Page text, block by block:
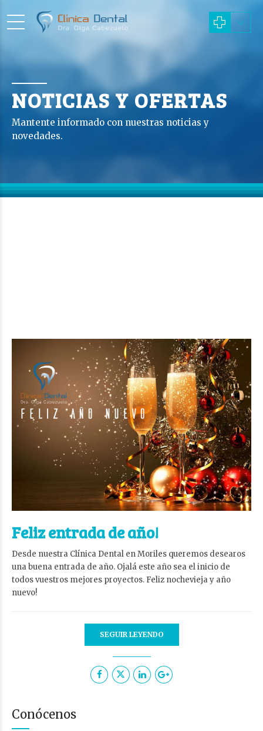
NOTICIAS Y OFERTAS
Mantente informado con nuestras noticias y
novedades.
Feliz entrada de año!
Desde nuestra Clínica Dental en Moriles queremos desearos
una buena entrada de año. Ojalá este año sea el inicio de
todos vuestros mejores proyectos. Feliz nochevieja y año
nuevo!
SEGUIR LEYENDO
Conócenos